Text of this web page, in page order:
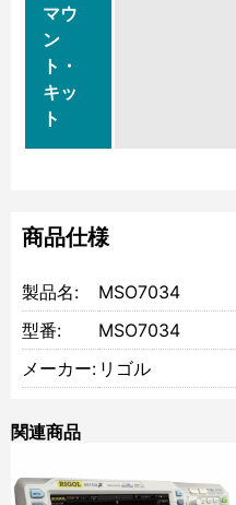
マウ
ン
ト・
キッ
ト
商品仕様
製品名:
MSO7034
型番:
MSO7034
メーカー: リゴル
関連商品